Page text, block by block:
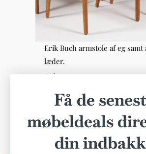
Erik Buch armstole af eg samt
læder.
Stole
Få de
møbeldeals
din